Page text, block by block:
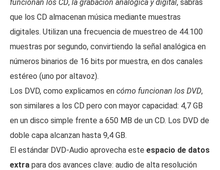
funcionan los CD, la grabación analógica y digital, sabrás
que los CD almacenan música mediante muestras
digitales. Utilizan una frecuencia de muestreo de 44.100
muestras por segundo, convirtiendo la señal analógica en
números binarios de 16 bits por muestra, en dos canales
estéreo (uno por altavoz).
Los DVD, como explicamos en cómo funcionan los DVD,
son similares a los CD pero con mayor capacidad: 4,7 GB
en un disco simple frente a 650 MB de un CD. Los DVD de
doble capa alcanzan hasta 9,4 GB.
El estándar DVD-Audio aprovecha este espacio de datos
extra para dos avances clave: audio de alta resolución